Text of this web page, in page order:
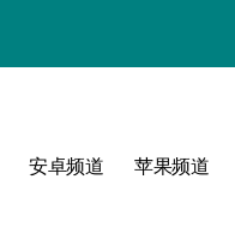
安卓频道 苹果频道